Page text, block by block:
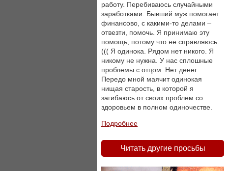
работу. Перебиваюсь случайными
заработками. Бывший муж помогает
финансово, с какими-то делами –
отвезти, помочь. Я принимаю эту
помощь, потому что не справляюсь.
((( Я одинока. Рядом нет никого. Я
никому не нужна. У нас сплошные
проблемы с отцом. Нет денег.
Передо мной маячит одинокая
нищая старость, в которой я
загибаюсь от своих проблем со
здоровьем в полном одиночестве.
Подробнее
Читать другие просьбы